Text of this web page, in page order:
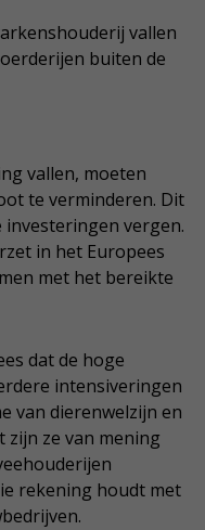
vallen
buiten de
vallen, moeten
te verminderen. Dit
vergen.
in het Europees
met het bereikte
dat de hoge
intensiveringen
van dierenwelzijn en
zijn ze van mening
rekening houdt met